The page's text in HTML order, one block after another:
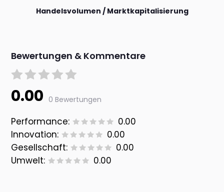
Handelsvolumen / Marktkapitalisierung
Bewertungen & Kommentare
0.00 0 Bewertungen
Performance:
0.00
Innovation:
0.00
Gesellschaft:
0.00
Umwelt:
0.00